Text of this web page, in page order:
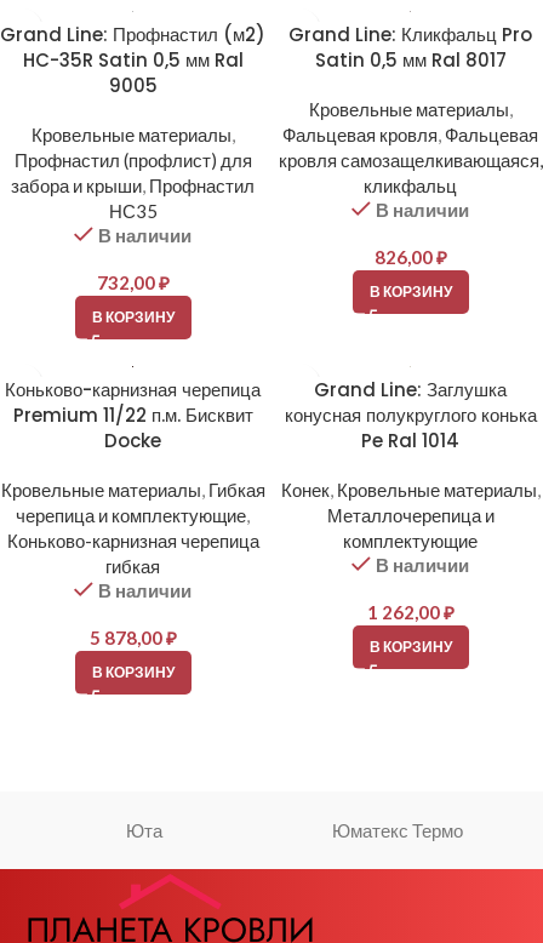
Grand Line: Профнастил (м2)
HC-35R Satin 0,5 мм Ral
9005
Кровельные материалы,
Профнастил (профлист) для
забора и крыши, Профнастил
НС35
В наличии
732,00₽
В КОРЗИНУ
Grand Line: Кликфальц Pro
Satin 0,5 мм Ral 8017
Кровельные материалы,
Фальцевая кровля, Фальцевая
кровля самозащелкивающаяся,
кликфальц
В наличии
826,00₽
В КОРЗИНУ
Коньково-карнизная черепица
Premium 11/22 п.м. Бисквит
Docke
Кровельные материалы, Гибкая
черепица и комплектующие,
Коньково-карнизная черепица
гибкая
В наличии
5 878,00₽
В КОРЗИНУ
Grand Line: Заглушка
конусная полукруглого конька
Pe Ral 1014
Конек, Кровельные материалы,
Металлочерепица и
комплектующие
В наличии
1 262,00₽
В КОРЗИНУ
Юта Юматекс Термо